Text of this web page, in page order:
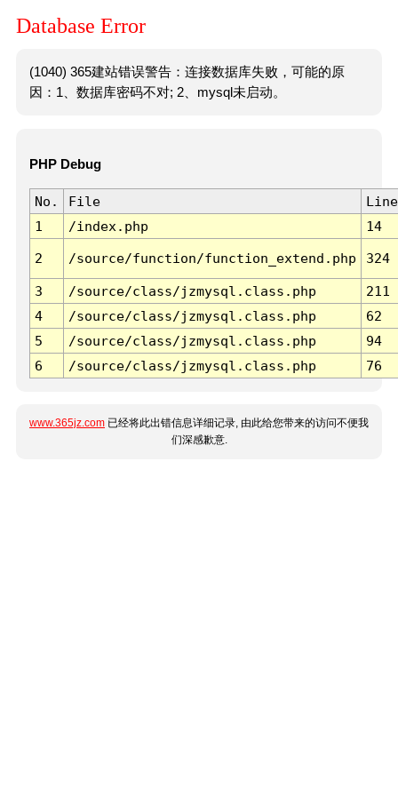
Database Error
(1040) 365建站错误警告：连接数据库失败，可能的原
因：1、数据库密码不对; 2、mysql未启动。
PHP Debug
No. File
Line
1
/index.php 14
2 /source/function/function_extend.php 324
3 /source/class/jzmysql.class.php
211
4
/source/class/jzmysql.class.php
62
5
/source/class/jzmysql.class.php
94
6
/source/class/jzmysql.class.php 76
www.365jz.com 已经将此出错信息详细记录, 由此给您带来的访问不便我
们深感歉意.